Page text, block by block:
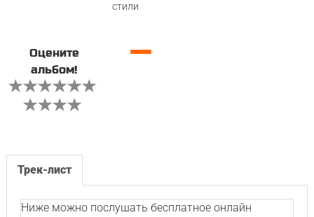
стили
Оцените
альбом!
—
Трек-лист
Ниже можно послушать бесплатное онлайн